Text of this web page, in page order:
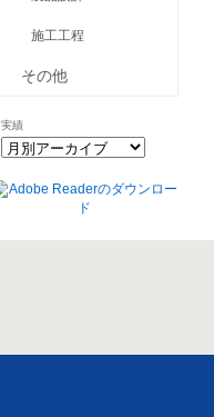
施工工程
その他
実績